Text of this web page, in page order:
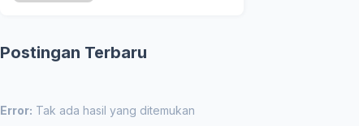
Postingan Terbaru
Error: Tak ada hasil yang ditemukan